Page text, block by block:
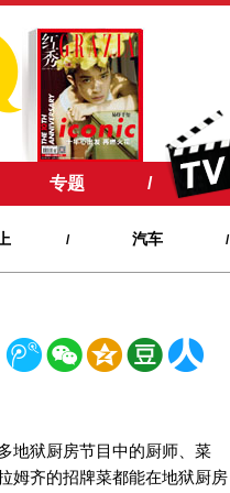
专题 /
/ 汽车 /
新 腾 微 空 豆
地狱厨房节目中的厨师、菜
姆齐的招牌菜都能在地狱厨房